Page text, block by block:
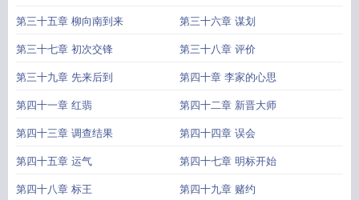
第三十五章 柳向南到来 第三十六章 谋划
第三十七章 初次交锋 第三十八章 评价
第三十九章 先来后到 第四十章 李家的心思
第四十一章 红翡 第四十二章 新晋大师
第四十三章 调查结果 第四十四章 误会
第四十五章 运气 第四十七章 明标开始
第四十八章 标王 第四十九章 赌约